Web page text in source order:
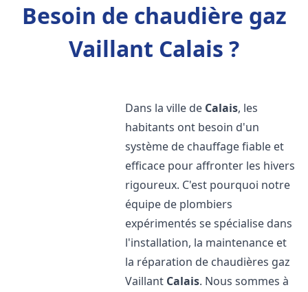
Besoin de chaudière gaz
Vaillant Calais ?
Dans la ville de Calais, les
habitants ont besoin d'un
système de chauffage fiable et
efficace pour affronter les hivers
rigoureux. C'est pourquoi notre
équipe de plombiers
expérimentés se spécialise dans
l'installation, la maintenance et
la réparation de chaudières gaz
Vaillant Calais. Nous sommes à